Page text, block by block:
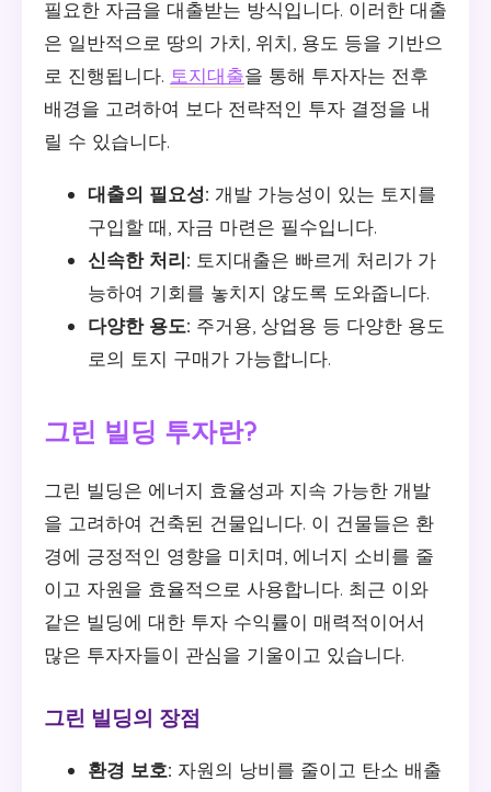
필요한 자금을 대출받는 방식입니다. 이러한 대출
은 일반적으로 땅의 가치, 위치, 용도 등을 기반으
로 진행됩니다. 토지대출을 통해 투자자는 전후
배경을 고려하여 보다 전략적인 투자 결정을 내
릴 수 있습니다.
대출의 필요성: 개발 가능성이 있는 토지를
구입할 때, 자금 마련은 필수입니다.
신속한 처리: 토지대출은 빠르게 처리가 가
능하여 기회를 놓치지 않도록 도와줍니다.
다양한 용도: 주거용, 상업용 등 다양한 용도
로의 토지 구매가 가능합니다.
그린 빌딩 투자란?
그린 빌딩은 에너지 효율성과 지속 가능한 개발
을 고려하여 건축된 건물입니다. 이 건물들은 환
경에 긍정적인 영향을 미치며, 에너지 소비를 줄
이고 자원을 효율적으로 사용합니다. 최근 이와
같은 빌딩에 대한 투자 수익률이 매력적이어서
많은 투자자들이 관심을 기울이고 있습니다.
그린 빌딩의 장점
환경 보호: 자원의 낭비를 줄이고 탄소 배출